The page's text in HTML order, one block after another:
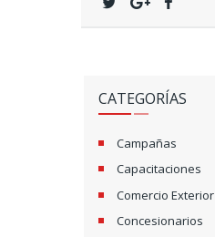
CATEGORÍAS
Campañas
Capacitaciones
Comercio Exterior
Concesionarios